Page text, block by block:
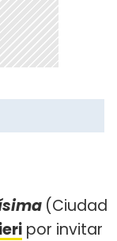
(Ciudad
por invitar